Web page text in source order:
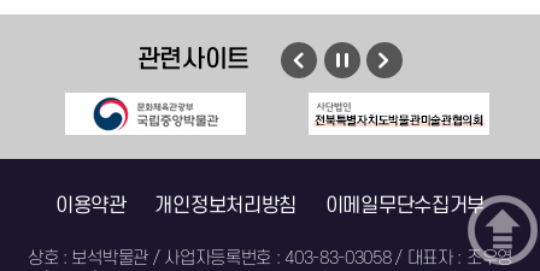
관련사이트 이전 다음
이용약관 개인정보처리방침 이메일무단수집거부
상호 : 보석박물관 / 사업자등록번호 : 403-83-03058 / 대표자 : 조우영